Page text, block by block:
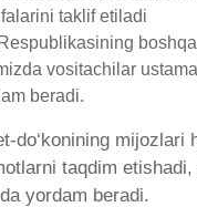
taklif etiladi
vositachilar
beradi.
do‘konining
taqdim
yordam beradi.